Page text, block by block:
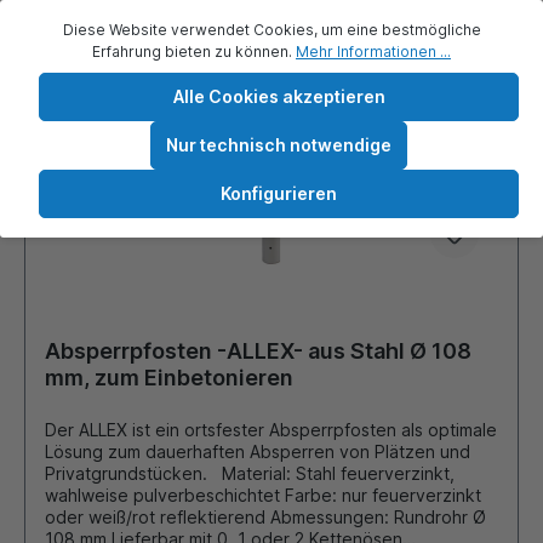
Absperrpfosten -ALLEX- aus Stahl Ø 108
mm, zum Einbetonieren
Der ALLEX ist ein ortsfester Absperrpfosten als optimale
Lösung zum dauerhaften Absperren von Plätzen und
Privatgrundstücken. Material: Stahl feuerverzinkt,
wahlweise pulverbeschichtet Farbe: nur feuerverzinkt
oder weiß/rot reflektierend Abmessungen: Rundrohr Ø
Diese Website verwendet Cookies, um eine bestmögliche
Erfahrung bieten zu können. Mehr Informationen ...
Nur technisch notwendige
Konfigurieren
Alle Cookies akzeptieren